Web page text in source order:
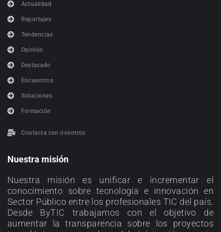
Actualidad
Reportajes
Tendencias
Opinión
Destacado
Encuentros
Soluciones
Formación
Contacta con nosotros
Nuestra misión
Nuestra misión es unificar e incrementar el
conocimiento sobre tecnología e innovación en
Sector Público entre los profesionales TIC del país.
Desde ByTIC trabajamos con el objetivo de
aumentar la transparencia sobre los proyectos